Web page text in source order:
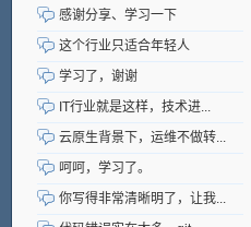
感谢分享、学习一下
这个行业只适合年轻人
学习了，谢谢
IT行业就是这样，技术进...
云原生背景下，运维不做转...
呵呵，学习了。
你写得非常清晰明了，让我...